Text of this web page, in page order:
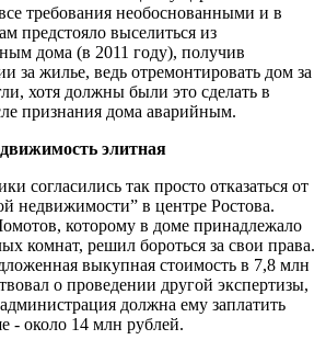
требования необоснованными и в
предстояло выселиться из
дома (в 2011 году), получив
за жилье, ведь отремонтировать дом за
хотя должны были это сделать в
признания дома аварийным.
элитная
согласились так просто отказаться от
недвижимости” в центре Ростова.
которому в доме принадлежало
комнат, решил бороться за свои права.
выкупная стоимость в 7,8 млн
о проведении другой экспертизы,
должна ему заплатить
- около 14 млн рублей.